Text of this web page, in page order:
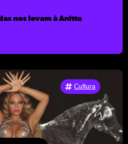
nos levam à Anitta
Cultura